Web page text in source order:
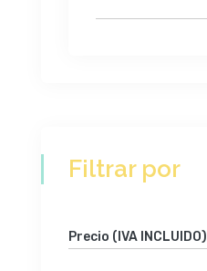
Filtrar por
Precio (IVA INCLUIDO)